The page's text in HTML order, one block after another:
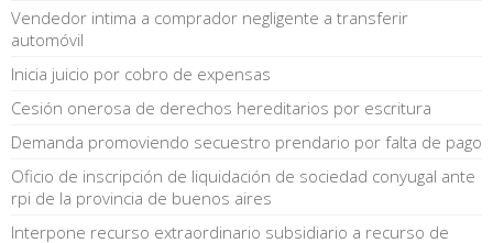
Vendedor intima a comprador negligente a transferir
automóvil
Inicia juicio por cobro de expensas
Cesión onerosa de derechos hereditarios por escritura
Demanda promoviendo secuestro prendario por falta de pago
Oficio de inscripción de liquidación de sociedad conyugal ante
rpi de la provincia de buenos aires
Interpone recurso extraordinario subsidiario a recurso de